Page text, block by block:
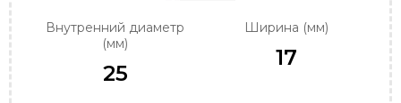
Внутренний диаметр
(мм)
25
Ширина (мм)
17